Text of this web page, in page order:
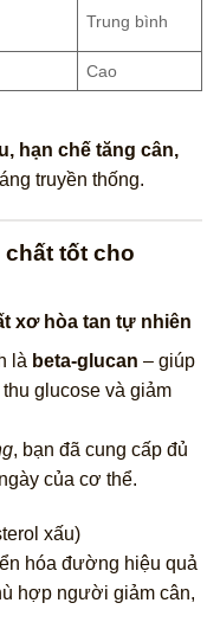
Trung bình
Cao
hạn chế tăng cân,
truyền thống.
tốt cho
xơ hòa tan tự nhiên
là beta-glucan – giúp
glucose và giảm
, bạn đã cung cấp đủ
của cơ thể.
xấu)
hóa đường hiệu quả
hợp người giảm cân,